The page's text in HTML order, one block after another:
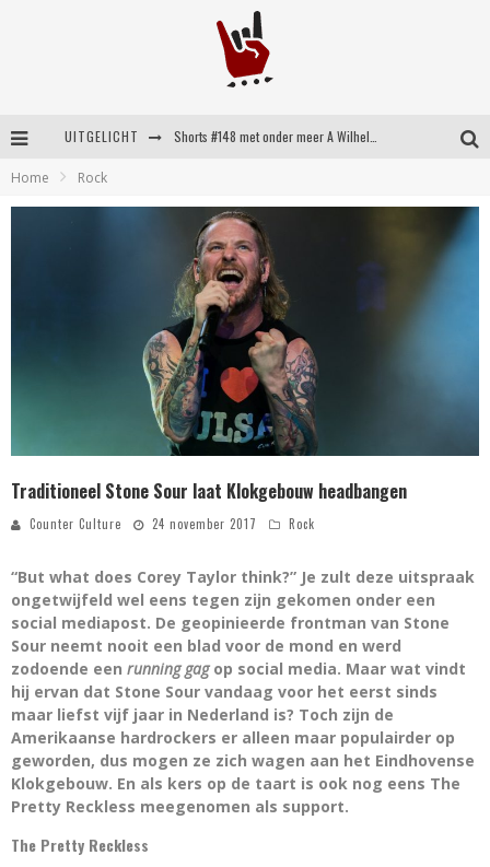
UITGELICHT
Home Rock
Traditioneel Stone Sour laat Klokgebouw headbangen
Counter Culture 24 november 2017 Rock
“But what does Corey Taylor think?” Je zult deze uitspraak
ongetwijfeld wel eens tegen zijn gekomen onder een
social mediapost. De geopinieerde frontman van Stone
Sour neemt nooit een blad voor de mond en werd
zodoende een running gagop social media. Maar wat vindt
hij ervan dat Stone Sour vandaag voor het eerst sinds
maar liefst vijf jaar in Nederland is? Toch zijn de
Amerikaanse hardrockers er alleen maar populairder op
geworden, dus mogen ze zich wagen aan het Eindhovense
Klokgebouw. En als kers op de taart is ook nog eens The
Pretty Reckless meegenomen als support.
The Pretty Reckless